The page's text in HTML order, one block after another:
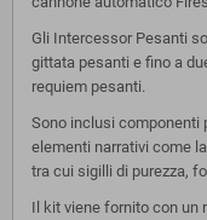
Gli Intercessor Pesanti
gittata pesanti e fino a
requiem pesanti.
Sono inclusi componenti
elementi narrativi come
tra cui sigilli di purezza,
Il kit viene fornito con un